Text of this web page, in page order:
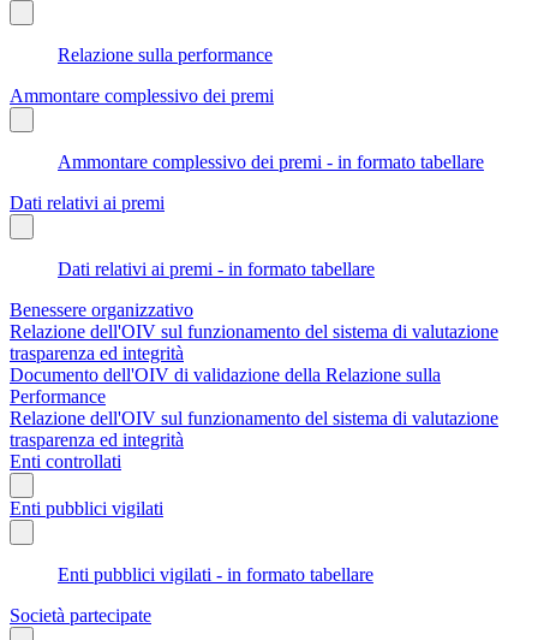
Relazione sulla performance
Ammontare complessivo dei premi
Ammontare complessivo dei premi - in formato tabellare
Dati relativi ai premi
Dati relativi ai premi - in formato tabellare
Benessere organizzativo
Relazione dell'OIV sul funzionamento del sistema di valutazione
trasparenza ed integrità
Documento dell'OIV di validazione della Relazione sulla
Performance
Relazione dell'OIV sul funzionamento del sistema di valutazione
trasparenza ed integrità
Enti controllati
Enti pubblici vigilati
Enti pubblici vigilati - in formato tabellare
Società partecipate